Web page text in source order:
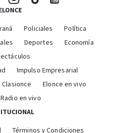
Policiales
Política
Deportes
Economía
Impulso Empresarial
Clasionce
Elonce en vivo
en vivo
Términos y Condiciones